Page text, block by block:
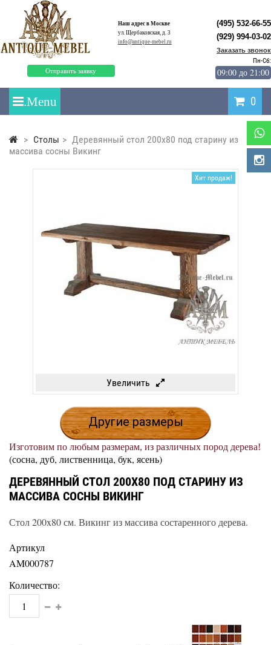
Наш адрес в Москве
ул. Щербаковская, д. 3
info@antique-mebel.ru
Отправить заявку
(495) 532-66-55
(929) 994-03-02
Заказать звонок
Пн-Сб:
09:00 до 21:00
0
> Столы > Деревянный стол 200x80 под старину из
массива сосны Викинг
Хит продаж!
Увеличить
Другие размеры
Изготовим по любым размерам, из различных пород дерева!
(сосна, дуб, лиственница, бук, ясень)
ДЕРЕВЯННЫЙ СТОЛ 200X80 ПОД СТАРИНУ ИЗ
МАССИВА СОСНЫ ВИКИНГ
Стол 200x80 см. Викинг из массива состаренного дерева.
Артикул
AM000787
Количество: